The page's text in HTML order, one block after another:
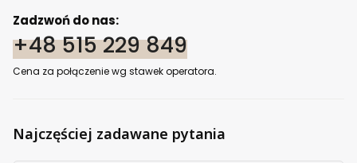
Zadzwoń do nas:
+48 515 229 849
Cena za połączenie wg stawek operatora.
Najczęściej zadawane pytania